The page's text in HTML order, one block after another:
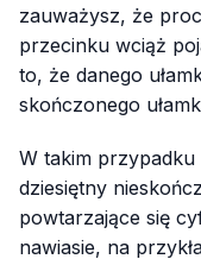
zauważysz, że
przecinku wciąż
to, że danego
skończonego
W takim przypadku
dziesiętny
powtarzające się
nawiasie, na